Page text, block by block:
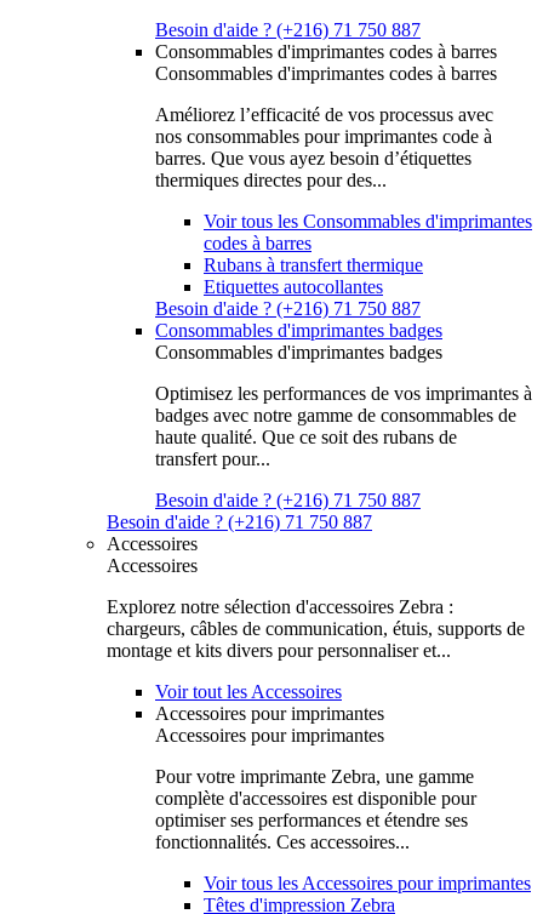
Besoin d'aide ? (+216) 71 750 887
Consommables d'imprimantes codes à barres
Consommables d'imprimantes codes à barres
Améliorez l’efficacité de vos processus avec
nos consommables pour imprimantes code à
barres. Que vous ayez besoin d’étiquettes
thermiques directes pour des...
Voir tous les Consommables d'imprimantes
codes à barres
Rubans à transfert thermique
Etiquettes autocollantes
Besoin d'aide ? (+216) 71 750 887
Consommables d'imprimantes badges
Consommables d'imprimantes badges
Optimisez les performances de vos imprimantes à
badges avec notre gamme de consommables de
haute qualité. Que ce soit des rubans de
transfert pour...
Besoin d'aide ? (+216) 71 750 887
Besoin d'aide ? (+216) 71 750 887
Accessoires
Accessoires
Explorez notre sélection d'accessoires Zebra :
chargeurs, câbles de communication, étuis, supports de
montage et kits divers pour personnaliser et...
Voir tout les Accessoires
Accessoires pour imprimantes
Accessoires pour imprimantes
Pour votre imprimante Zebra, une gamme
complète d'accessoires est disponible pour
optimiser ses performances et étendre ses
fonctionnalités. Ces accessoires...
Voir tous les Accessoires pour imprimantes
Têtes d'impression Zebra